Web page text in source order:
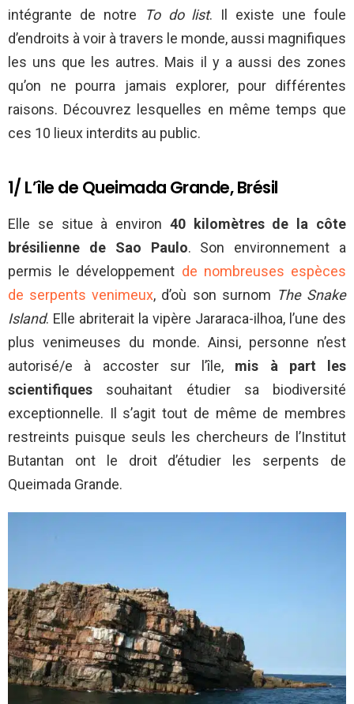
intégrante de notre
To do list. Il existe une foule
d’endroits à voir à travers le monde, aussi magnifiques
les uns que les autres. Mais il y a aussi des zones
qu’on ne pourra jamais explorer, pour différentes
raisons. Découvrez lesquelles en même temps que
ces 10 lieux interdits au public.
1/ L’île de Queimada Grande, Brésil
Elle se situe à environ 40 kilomètres de la côte
brésilienne de Sao Paulo. Son environnement a
permis le développement de nombreuses espèces
de serpents venimeux, d’où son surnom The Snake
Island. Elle abriterait la vipère Jararaca-ilhoa, l’une des
plus venimeuses du monde. Ainsi, personne n’est
autorisé/e à accoster sur l’île, mis à part les
scientifiques souhaitant étudier sa biodiversité
exceptionnelle. Il s’agit tout de même de membres
restreints puisque seuls les chercheurs de l’Institut
Butantan ont le droit d’étudier les serpents de
Queimada Grande.